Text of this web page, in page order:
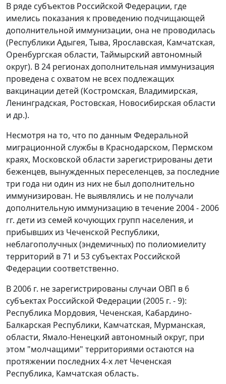
В ряде субъектов Российской Федерации, где
имелись показания к проведению подчищающей
дополнительной иммунизации, она не проводилась
(Республики Адыгея, Тыва, Ярославская, Камчатская,
Оренбургская области, Таймырский автономный
округ). В 24 регионах дополнительная иммунизация
проведена с охватом не всех подлежащих
вакцинации детей (Костромская, Владимирская,
Ленинградская, Ростовская, Новосибирская области
и др.).
Несмотря на то, что по данным Федеральной
миграционной службы в Краснодарском, Пермском
краях, Московской области зарегистрированы дети
беженцев, вынужденных переселенцев, за последние
три года ни один из них не был дополнительно
иммунизирован. Не выявлялись и не получали
дополнительную иммунизацию в течение 2004 - 2006
гг. дети из семей кочующих групп населения, и
прибывших из Чеченской Республики,
неблагополучных (эндемичных) по полиомиелиту
территорий в 71 и 53 субъектах Российской
Федерации соответственно.
В 2006 г. не зарегистрированы случаи ОВП в 6
субъектах Российской Федерации (2005 г. - 9):
Республика Мордовия, Чеченская, Кабардино-
Балкарская Республики, Камчатская, Мурманская,
области, Ямало-Ненецкий автономный округ, при
этом "молчащими" территориями остаются на
протяжении последних 4-х лет Чеченская
Республика, Камчатская область.